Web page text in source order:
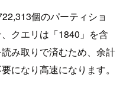
個のパーティショ
クエリは「1840」を含
み取りで済むため、余計
になり高速になります。